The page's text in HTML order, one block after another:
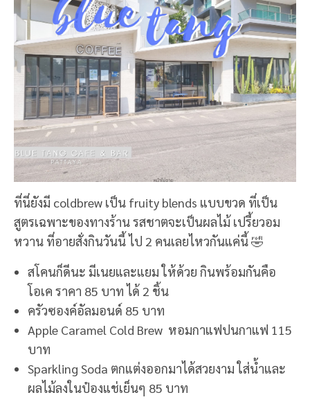
ที่นี่ยังมี coldbrew เป็น fruity blends แบบขวด ที่เป็น
สูตรเฉพาะของทางร้าน รสชาตจะเป็นผลไม้ เปรี้ยวอม
หวาน ที่อายสั่งกินวันนี้ ไป 2 คนเลยไหวกันแค่นี้ 🤣
สโคนก็ดีนะ มีเนยและแยม ให้ด้วย กินพร้อมกันคือ
โอเค ราคา 85 บาท ได้ 2 ชิ้น
ครัวซองค์อัลมอนด์ 85 บาท
Apple Caramel Cold Brew หอมกาแฟปนกาแฟ 115
บาท
Sparkling Soda ตกแต่งออกมาได้สวยงาม ใส่น้ำและ
ผลไม้ลงในป๋องแช่เย็นๆ 85 บาท